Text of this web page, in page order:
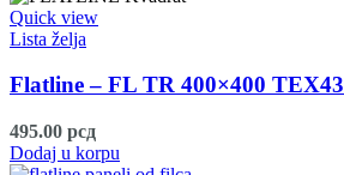
Quick view
Lista želja
Flatline – FL TR 400×400
495.00 рсд
Dodaj u korpu